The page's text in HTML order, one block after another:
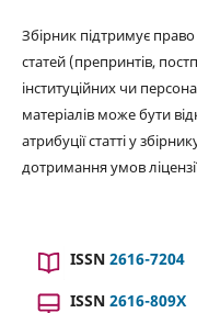
Збірник підтримує право
статей (препринтів,
інституційних чи
матеріалів може бути
атрибуції статті у
дотримання умов
ISSN 2616-7204
ISSN 2616-809X